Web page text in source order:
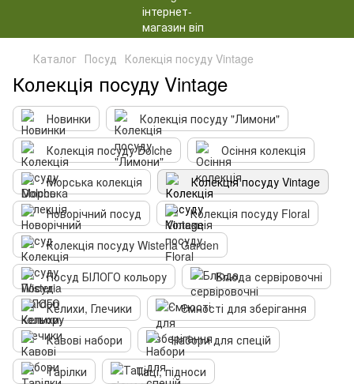
Каталог Посуд Колекція посуду Vintage
Колекція посуду Vintage
Новинки
Колекція посуду "Лимони"
Колекція посуду Dolche
Осіння колекція
Морська колекція
Колекція посуду Vintage
Новорічний посуд
Колекція посуду Floral
Колекція посуду Wisteria Garden
Посуд БІЛОГО кольору
Блюда сервіровочні
Келихи, Глечики
Ємності для зберігання
Кавові набори
Набори для спецій
Тарілки
Таці, підноси